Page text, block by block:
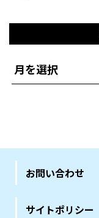
お問い合わせ
サイトポリシー